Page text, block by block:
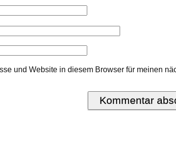
und Website in diesem Browser für meinen